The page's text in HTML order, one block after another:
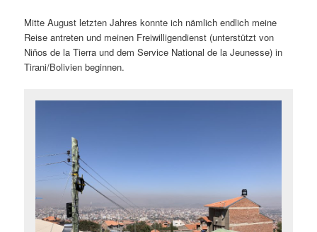
Mitte August letzten Jahres konnte ich nämlich endlich meine
Reise antreten und meinen Freiwilligendienst (unterstützt von
Niños de la Tierra und dem Service National de la Jeunesse) in
Tirani/Bolivien beginnen.